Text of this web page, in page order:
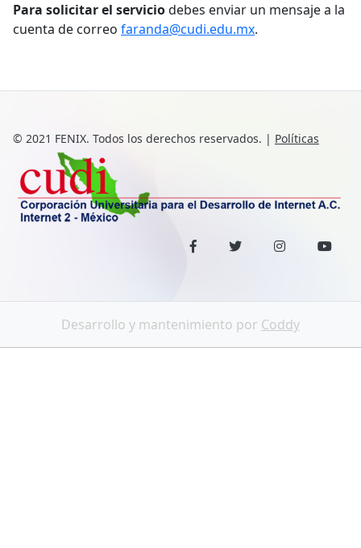
Para solicitar el serviciodebes enviar un mensaje a la
cuenta de correo faranda@cudi.edu.mx.
© 2021 FENIX. Todos los derechos reservados. | Políticas
Desarrollo y mantenimiento por Coddy